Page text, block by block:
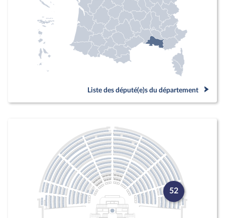
Liste des député(e)s du département
52